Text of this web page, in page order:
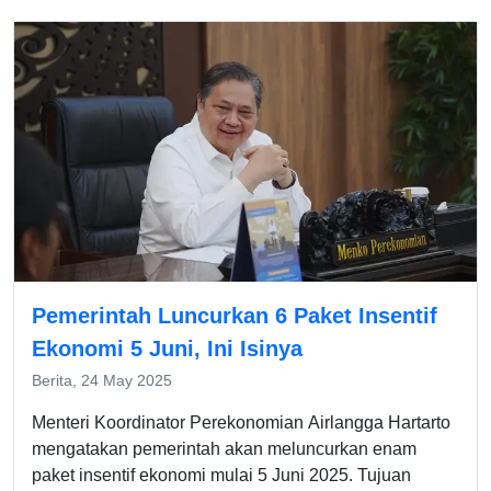
Pemerintah Luncurkan 6 Paket Insentif
Ekonomi 5 Juni, Ini Isinya
Berita, 24 May 2025
Menteri Koordinator Perekonomian Airlangga Hartarto
mengatakan pemerintah akan meluncurkan enam
paket insentif ekonomi mulai 5 Juni 2025. Tujuan